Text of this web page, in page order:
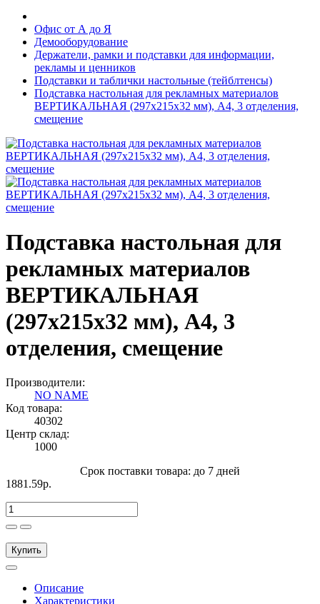
Офис от А до Я
Демооборудование
Держатели, рамки и подставки для информации,
рекламы и ценников
Подставки и таблички настольные (тейблтенсы)
Подставка настольная для рекламных материалов
ВЕРТИКАЛЬНАЯ (297х215х32 мм), А4, 3 отделения,
смещение
Подставка настольная для
рекламных материалов
ВЕРТИКАЛЬНАЯ
(297х215х32 мм), А4, 3
отделения, смещение
Производители:
NO NAME
Код товара:
40302
Центр склад:
1000
Срок поставки товара: до 7 дней
1881.59р.
Купить
Описание
Характеристики